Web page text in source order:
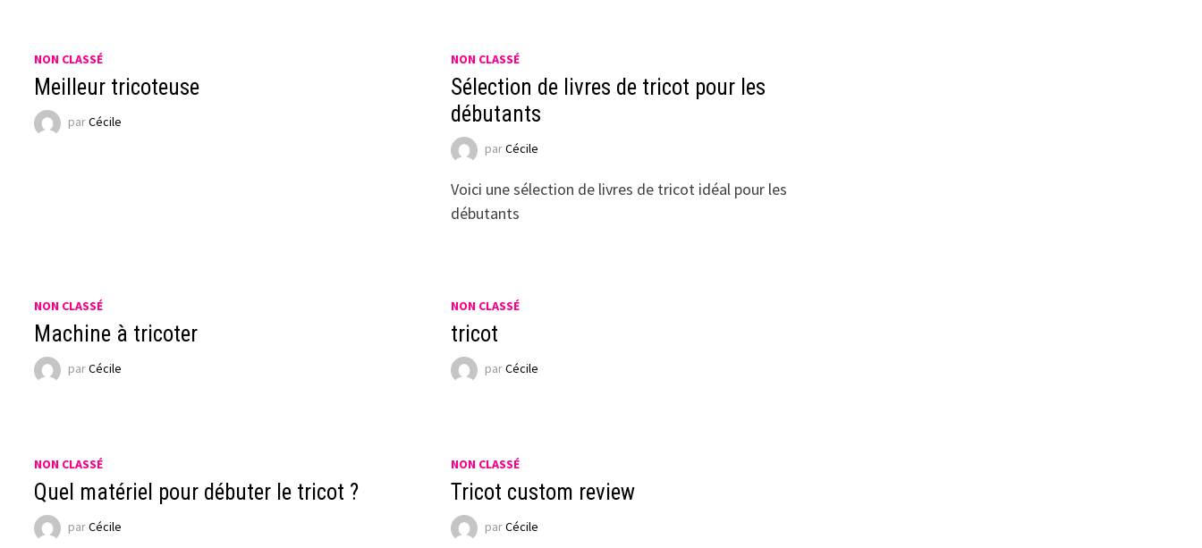
NON CLASSÉ
Meilleur tricoteuse
parCécile
NON CLASSÉ
Sélection de livres de tricot pour les
débutants
parCécile
Voici une sélection de livres de tricot idéal pour les
débutants
NON CLASSÉ
Machine à tricoter
parCécile
NON CLASSÉ
tricot
parCécile
NON CLASSÉ
Quel matériel pour débuter le tricot ?
parCécile
NON CLASSÉ
Tricot custom review
parCécile